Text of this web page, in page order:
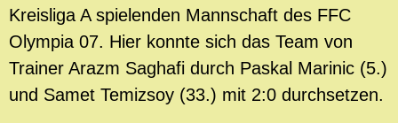
Kreisliga A spielenden Mannschaft des FFC
Olympia 07. Hier konnte sich das Team von
Trainer Arazm Saghafi durch Paskal Marinic (5.)
und Samet Temizsoy (33.) mit 2:0 durchsetzen.